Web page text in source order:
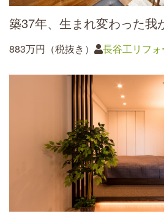
築37年、生まれ変わった我
883万円（税抜き） 長谷工リフォ